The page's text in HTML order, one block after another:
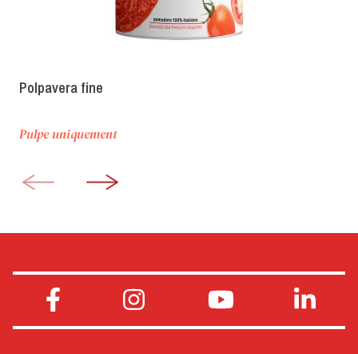
Polpavera fine
Pulpe uniquement